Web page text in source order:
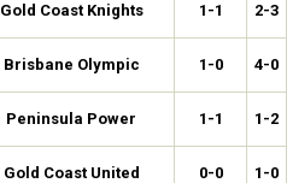
Gold Coast Knights 1-1 2-3
Brisbane Olympic 1-0 4-0
Peninsula Power 1-1 1-2
Gold Coast United 0-0 1-0